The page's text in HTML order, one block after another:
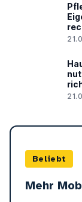
Beliebt
Mehr